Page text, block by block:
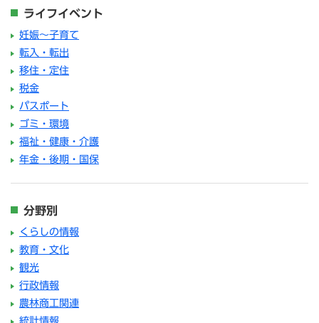
ライフイベント
妊娠～子育て
転入・転出
移住・定住
税金
パスポート
ゴミ・環境
福祉・健康・介護
年金・後期・国保
分野別
くらしの情報
教育・文化
観光
行政情報
農林商工関連
統計情報